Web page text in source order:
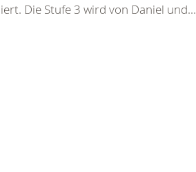
Die Stufe 3 wird von Daniel und...